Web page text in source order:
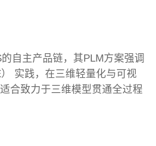
自主产品链，其PLM方案强调
实践，在三维轻量化与可视
合致力于三维模型贯通全过程